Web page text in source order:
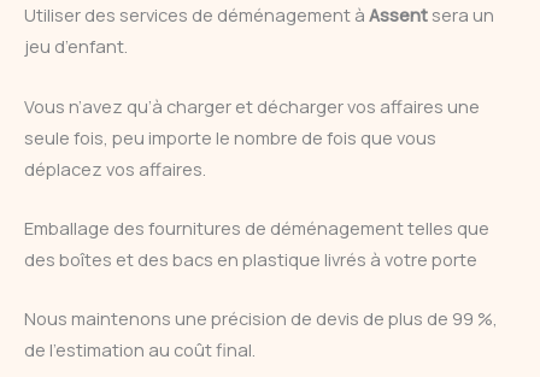
Utiliser des services de déménagement à Assent sera un
jeu d’enfant.
Vous n’avez qu’à charger et décharger vos affaires une
seule fois, peu importe le nombre de fois que vous
déplacez vos affaires.
Emballage des fournitures de déménagement telles que
des boîtes et des bacs en plastique livrés à votre porte
Nous maintenons une précision de devis de plus de 99 %,
de l’estimation au coût final.